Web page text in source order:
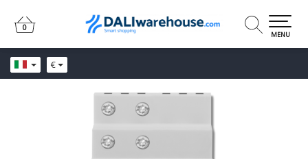
€
0
0
MENU